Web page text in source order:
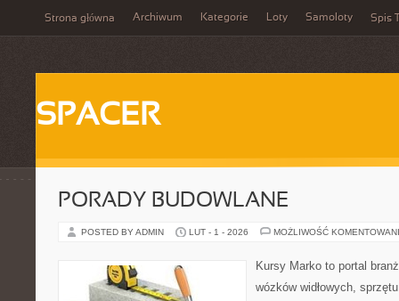
Strona główna Archiwum Kategorie Loty Samoloty Spis
SPACER
PORADY BUDOWLANE
POSTED BY ADMIN LUT - 1 - 2026 MOŻLIWOŚĆ
Kursy Marko to portal
wózków widłowych,